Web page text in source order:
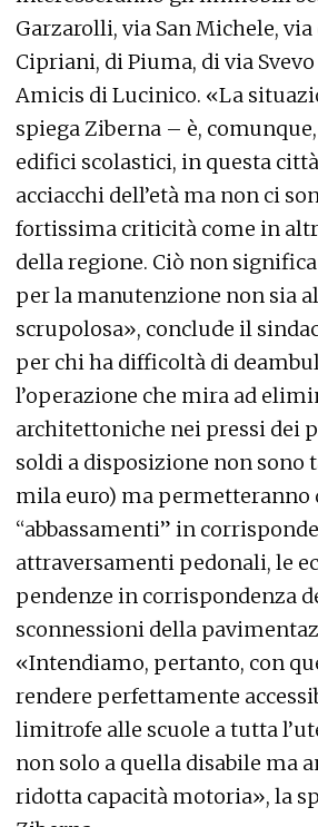
Garzarolli, via San Michele,
Cipriani, di Piuma, di via Svevo
Amicis di Lucinico. «La
spiega Ziberna – è,
edifici scolastici, in questa
acciacchi dell’età ma non ci
fortissima criticità come in
della regione. Ciò non
per la manutenzione non sia
scrupolosa», conclude il
per chi ha difficoltà di
l’operazione che mira ad
architettoniche nei pressi dei
soldi a disposizione non sono
mila euro) ma permetteranno
“abbassamenti” in
attraversamenti pedonali, le
pendenze in corrispondenza
sconnessioni della
«Intendiamo, pertanto, con
rendere perfettamente
limitrofe alle scuole a tutta
non solo a quella disabile ma
ridotta capacità motoria», la